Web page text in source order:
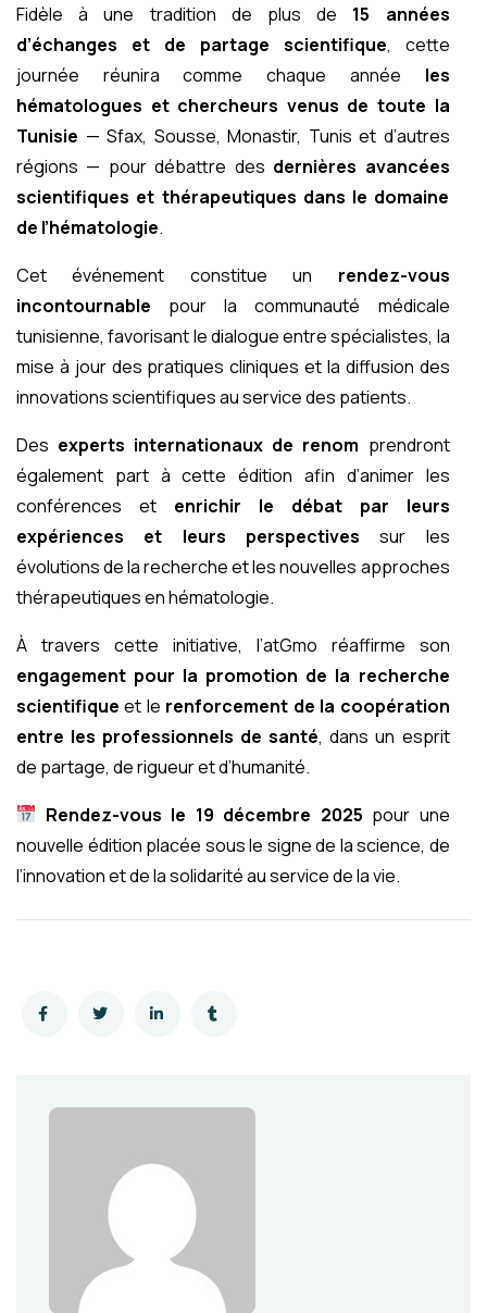
Fidèle à une tradition de plus de 15 années
d’échanges et de partage scientifique, cette
journée réunira comme chaque année les
hématologues et chercheurs venus de toute la
Tunisie — Sfax, Sousse, Monastir, Tunis et d’autres
régions — pour débattre des dernières avancées
scientifiques et thérapeutiques dans le domaine
de l’hématologie.
Cet événement constitue un rendez-vous
incontournable pour la communauté médicale
tunisienne, favorisant le dialogue entre spécialistes, la
mise à jour des pratiques cliniques et la diffusion des
innovations scientifiques au service des patients.
Des experts internationaux de renom prendront
également part à cette édition afin d’animer les
conférences et enrichir le débat par leurs
expériences et leurs perspectives sur les
évolutions de la recherche et les nouvelles approches
thérapeutiques en hématologie.
À travers cette initiative, l’atGmo réaffirme son
engagement pour la promotion de la recherche
scientifique et le renforcement de la coopération
entre les professionnels de santé, dans un esprit
de partage, de rigueur et d’humanité.
Rendez-vous le 19 décembre 2025 pour une
nouvelle édition placée sous le signe de la science, de
l’innovation et de la solidarité au service de la vie.